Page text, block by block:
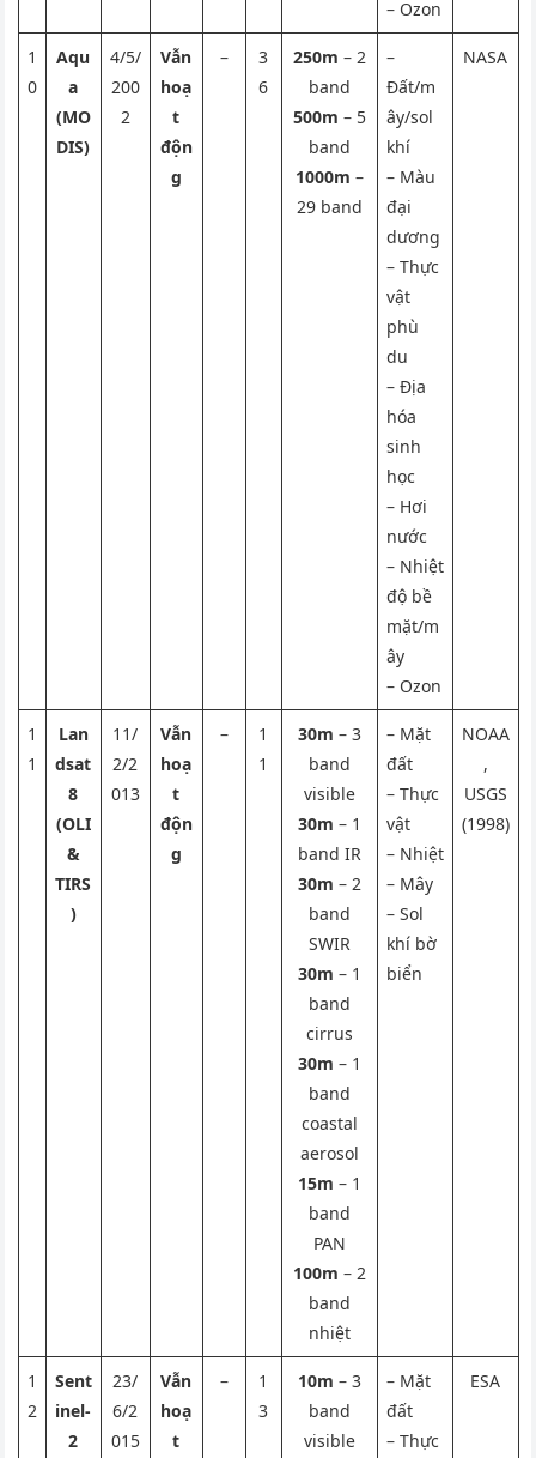
– Ozon
1
0
Aqu
a
(MO
DIS)
4/5/
200
2
Vẫn
hoạ
t
độn
g
–
3
6
250m – 2
band
500m – 5
band
1000m –
29 band
–
Đất/m
ây/sol
khí
– Màu
đại
dương
– Thực
vật
phù
du
– Địa
hóa
sinh
học
– Hơi
nước
– Nhiệt
độ bề
mặt/m
ây
– Ozon
NASA
1
1
Lan
dsat
8
(OLI
&
TIRS
)
11/
2/2
013
Vẫn
hoạ
t
độn
g
–
1
1
30m – 3
band
visible
30m – 1
band IR
30m – 2
band
SWIR
30m – 1
band
cirrus
30m – 1
band
coastal
aerosol
15m – 1
band
PAN
100m – 2
band
nhiệt
– Mặt
đất
– Thực
vật
– Nhiệt
– Mây
– Sol
khí bờ
biển
NOAA
,
USGS
(1998)
1
2
Sent
inel-
2
23/
6/2
015
Vẫn
hoạ
t
–
1
3
10m – 3
band
visible
– Mặt
đất
– Thực
ESA